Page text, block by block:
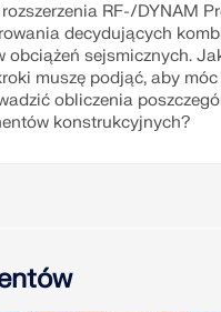
rozszerzenia RF-/DYNAM
decydujących
obciążeń sejsmicznych.
muszę podjąć, aby móc
obliczenia
konstrukcyjnych?